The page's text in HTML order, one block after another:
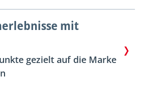
mit
gezielt auf die Marke